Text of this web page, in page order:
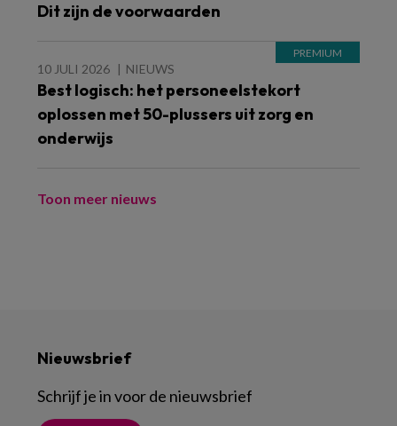
Dit zijn de voorwaarden
10 JULI 2026 NIEUWS
Best logisch: het personeelstekort
oplossen met 50-plussers uit zorg en
onderwijs
Toon meer nieuws
Nieuwsbrief
Schrijf je in voor de nieuwsbrief